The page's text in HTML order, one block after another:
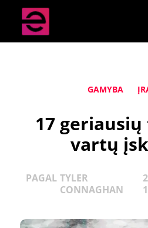
GAMYBA
17
vartų
PAGAL TYLER
CONNAGHAN